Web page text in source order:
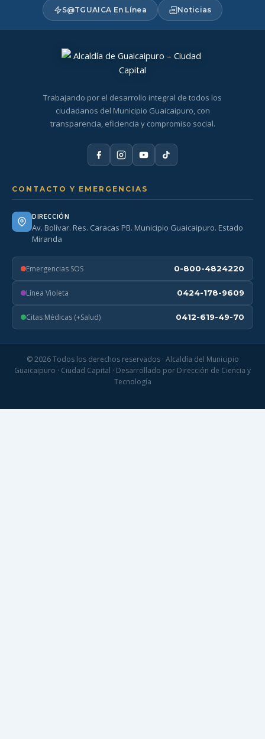
S@TGUAICA En Línea Noticias
Trabajando por el desarrollo integral de todos los
ciudadanos del Municipio Guaicaipuro, con
transparencia, eficiencia y compromiso social.
CONTACTO Y EMERGENCIAS
DIRECCIÓN
Av. Bolívar. Res. Caracas PB. Municipio Guaicaipuro. Estado
Miranda
Emergencias SOS 0-800-4824220
Línea Violeta 0424-178-9609
Citas Médicas (+Salud) 0412-619-49-70
© 2026 Todos los derechos reservados · Alcaldía del Municipio
Guaicaipuro · Ciudad Capital · Desarrollado por Dirección de Ciencia y
Tecnología